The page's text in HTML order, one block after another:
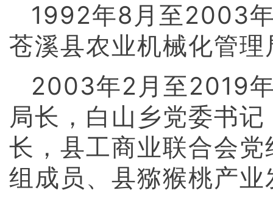
1992年8月至2003
苍溪县农业机械化管理
2003年2月至2019
局长，白山乡党委书
长，县工商业联合会
组成员、县猕猴桃产